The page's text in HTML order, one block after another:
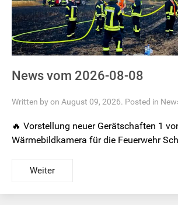
News vom 2026-08-08
Written by on August 09, 2026. Posted in
🔥 Vorstellung neuer Gerätschaften 1
Wärmebildkamera für die Feuerwehr
Weiter